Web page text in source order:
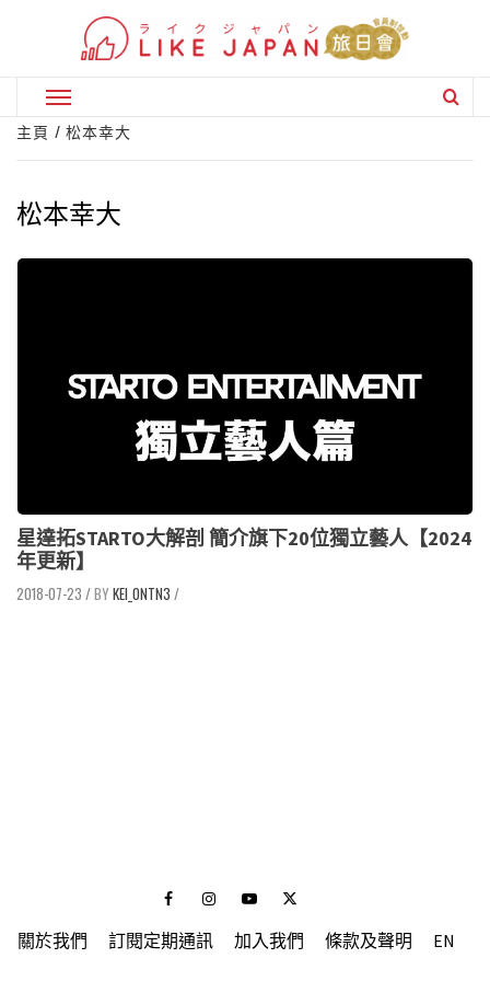
Primary
Menu
主頁 松本幸大
松本幸大
星達拓STARTO大解剖 簡介旗下20位獨立藝人【2024
年更新】
2018-07-23 / KEI_ONTN3 /
FacebookInstagramYoutubeTwitter
關於我們 訂閱定期通訊 加入我們 條款及聲明 EN